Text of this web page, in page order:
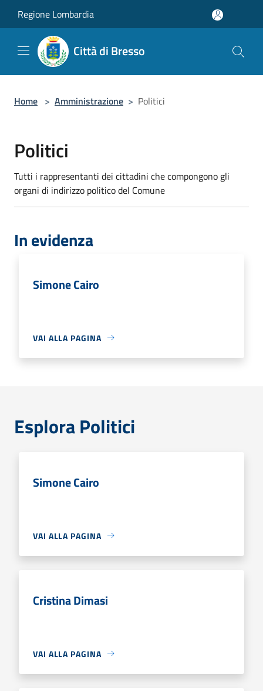
Regione Lombardia
Città di Bresso
Home > Amministrazione > Politici
Politici
Tutti i rappresentanti dei cittadini che compongono gli
organi di indirizzo politico del Comune
In evidenza
Simone Cairo
VAI ALLA PAGINA
Esplora Politici
Simone Cairo
VAI ALLA PAGINA
Cristina Dimasi
VAI ALLA PAGINA